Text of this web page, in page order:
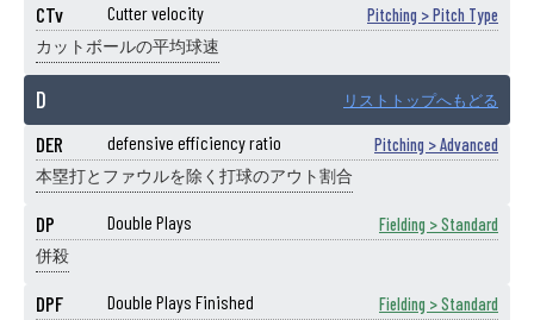
CTv Cutter velocity Pitching > Pitch Type
カットボールの平均球速
D リストトップへもどる
DER defensive efficiency ratio Pitching > Advanced
本塁打とファウルを除く打球のアウト割合
DP Double Plays Fielding > Standard
併殺
DPF Double Plays Finished Fielding > Standard